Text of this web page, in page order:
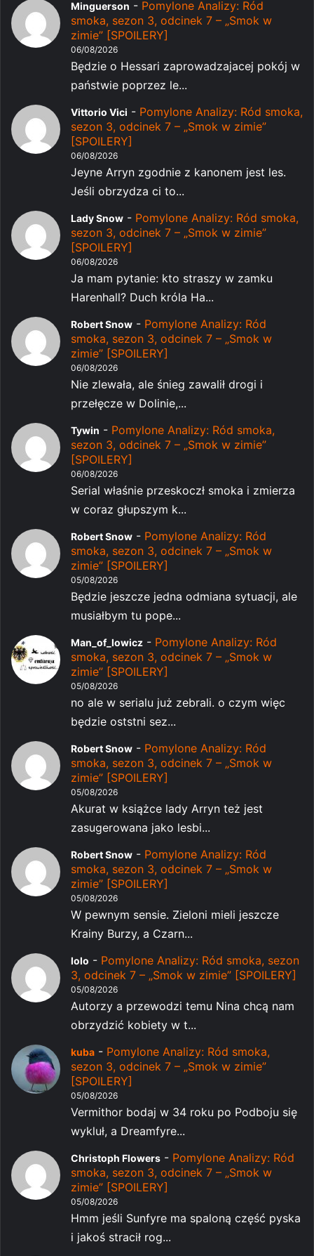
Minguerson - Pomylone Analizy: Ród
smoka, sezon 3, odcinek 7 – „Smok w
zimie” [SPOILERY]
06/08/2026
Będzie o Hessari zaprowadzajacej pokój w
państwie poprzez le...
Vittorio Vici - Pomylone Analizy: Ród smoka,
sezon 3, odcinek 7 – „Smok w zimie”
[SPOILERY]
06/08/2026
Jeyne Arryn zgodnie z kanonem jest les.
Jeśli obrzydza ci to...
Lady Snow - Pomylone Analizy: Ród smoka,
sezon 3, odcinek 7 – „Smok w zimie”
[SPOILERY]
06/08/2026
Ja mam pytanie: kto straszy w zamku
Harenhall? Duch króla Ha...
Robert Snow - Pomylone Analizy: Ród
smoka, sezon 3, odcinek 7 – „Smok w
zimie” [SPOILERY]
06/08/2026
Nie zlewała, ale śnieg zawalił drogi i
przełęcze w Dolinie,...
Tywin - Pomylone Analizy: Ród smoka,
sezon 3, odcinek 7 – „Smok w zimie”
[SPOILERY]
06/08/2026
Serial właśnie przeskoczł smoka i zmierza
w coraz głupszym k...
Robert Snow - Pomylone Analizy: Ród
smoka, sezon 3, odcinek 7 – „Smok w
zimie” [SPOILERY]
05/08/2026
Będzie jeszcze jedna odmiana sytuacji, ale
musiałbym tu pope...
Man_of_lowicz - Pomylone Analizy: Ród
smoka, sezon 3, odcinek 7 – „Smok w
zimie” [SPOILERY]
05/08/2026
no ale w serialu już zebrali. o czym więc
będzie oststni sez...
Robert Snow - Pomylone Analizy: Ród
smoka, sezon 3, odcinek 7 – „Smok w
zimie” [SPOILERY]
05/08/2026
Akurat w książce lady Arryn też jest
zasugerowana jako lesbi...
Robert Snow - Pomylone Analizy: Ród
smoka, sezon 3, odcinek 7 – „Smok w
zimie” [SPOILERY]
05/08/2026
W pewnym sensie. Zieloni mieli jeszcze
Krainy Burzy, a Czarn...
lolo - Pomylone Analizy: Ród smoka, sezon
3, odcinek 7 – „Smok w zimie” [SPOILERY]
05/08/2026
Autorzy a przewodzi temu Nina chcą nam
obrzydzić kobiety w t...
kuba - Pomylone Analizy: Ród smoka,
sezon 3, odcinek 7 – „Smok w zimie”
[SPOILERY]
05/08/2026
Vermithor bodaj w 34 roku po Podboju się
wykluł, a Dreamfyre...
Christoph Flowers - Pomylone Analizy: Ród
smoka, sezon 3, odcinek 7 – „Smok w
zimie” [SPOILERY]
05/08/2026
Hmm jeśli Sunfyre ma spaloną część pyska
i jakoś stracił rog...